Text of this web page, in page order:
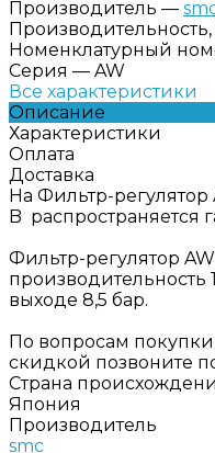
Производитель —
Номенклатурный
Серия — AW
Все характеристики
Описание
Характеристики
Оплата
Доставка
На Фильтр-регулятор
B распространяется
Фильтр-регулятор
выходе 8,5 бар.
По вопросам
скидкой позвоните
Страна
Япония
Производитель
smc